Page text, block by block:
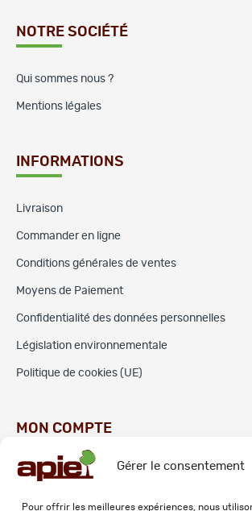
Gérer le consentement
Pour offrir les meilleures expériences, nous
NOTRE SOCIÉTÉ
Qui sommes nous ?
Mentions légales
INFORMATIONS
Livraison
Commander en ligne
Conditions générales de ventes
Moyens de Paiement
Confidentialité des données personnelles
Législation environnementale
Politique de cookies (UE)
MON COMPTE
Commandes
Adresses